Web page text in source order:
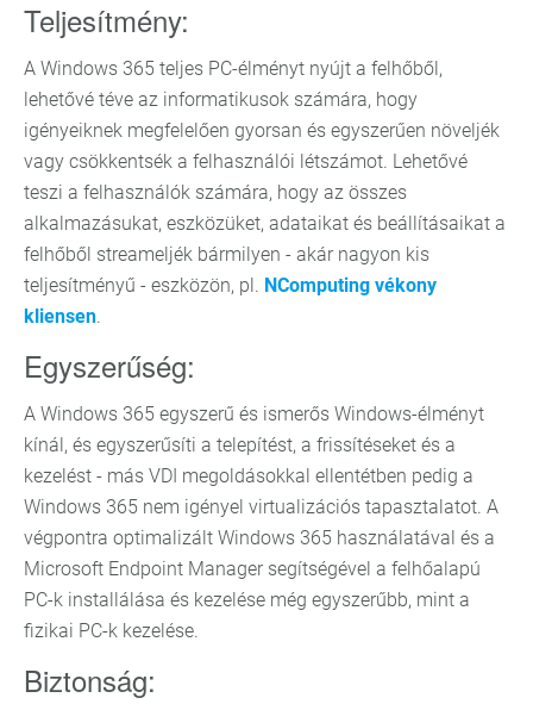
Teljesítmény:
A Windows 365 teljes PC-élményt nyújt a felhőből,
lehetővé téve az informatikusok számára, hogy
igényeiknek megfelelően gyorsan és egyszerűen növeljék
vagy csökkentsék a felhasználói létszámot. Lehetővé
teszi a felhasználók számára, hogy az összes
alkalmazásukat, eszközüket, adataikat és beállításaikat a
felhőből streameljék bármilyen - akár nagyon kis
teljesítményű - eszközön, pl. NComputing vékony
kliensen.
Egyszerűség:
A Windows 365 egyszerű és ismerős Windows-élményt
kínál, és egyszerűsíti a telepítést, a frissítéseket és a
kezelést - más VDI megoldásokkal ellentétben pedig a
Windows 365 nem igényel virtualizációs tapasztalatot. A
végpontra optimalizált Windows 365 használatával és a
Microsoft Endpoint Manager segítségével a felhőalapú
PC-k installálása és kezelése még egyszerűbb, mint a
fizikai PC-k kezelése.
Biztonság: